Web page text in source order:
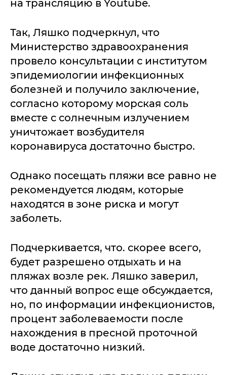
на трансляцию в Youtube.
Так, Ляшко подчеркнул, что
Министерство здравоохранения
провело консультации с институтом
эпидемиологии инфекционных
болезней и получило заключение,
согласно которому морская соль
вместе с солнечным излучением
уничтожает возбудителя
коронавируса достаточно быстро.
Однако посещать пляжи все равно не
рекомендуется людям, которые
находятся в зоне риска и могут
заболеть.
Подчеркивается, что. скорее всего,
будет разрешено отдыхать и на
пляжах возле рек. Ляшко заверил,
что данный вопрос еще обсуждается,
но, по информации инфекционистов,
процент заболеваемости после
нахождения в пресной проточной
воде достаточно низкий.